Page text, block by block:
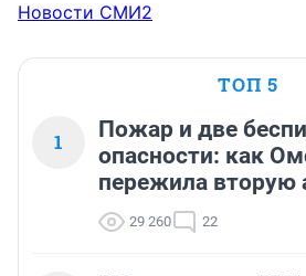
Новости СМИ2
ТОП 5
1
Пожар и две
опасности: как
пережила вторую
29 260 22